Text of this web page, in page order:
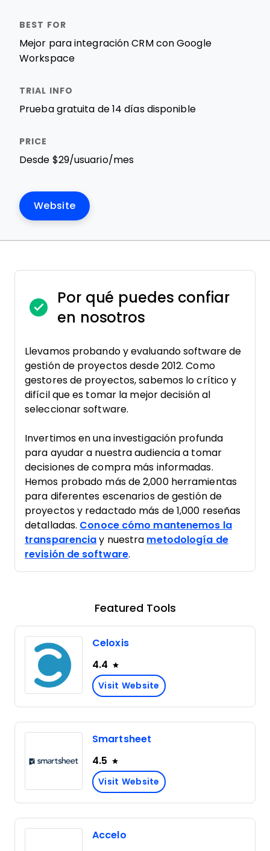
Mejor para integración CRM con Google
Workspace
Prueba gratuita de 14 días disponible
Desde $29/usuario/mes
Website
Por qué puedes confiar
en nosotros
Llevamos probando y evaluando software de
gestión de proyectos desde 2012. Como
gestores de proyectos, sabemos lo crítico y
difícil que es tomar la mejor decisión al
seleccionar software.
Invertimos en una investigación profunda
para ayudar a nuestra audiencia a tomar
decisiones de compra más informadas.
Hemos probado más de 2,000 herramientas
para diferentes escenarios de gestión de
proyectos y redactado más de 1,000 reseñas
detalladas. Conoce cómo mantenemos la
transparencia y nuestra metodología de
revisión de software.
Featured Tools
Celoxis
4.4
Visit Website
Smartsheet
4.5
Visit Website
Accelo